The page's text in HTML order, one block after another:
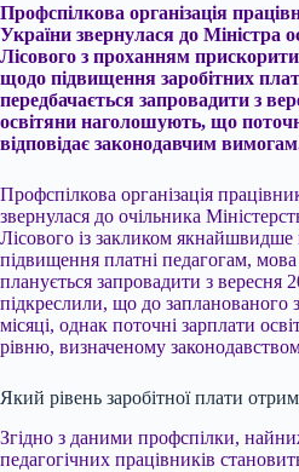
Профспілкова організація
України звернулася до Міністра
Лісового з проханням прискорити
щодо підвищення заробітних плат
передбачається запровадити з
освітяни наголошують, що
відповідає законодавчим
Профспілкова організація
звернулася до очільника
Лісового із закликом
підвищення платні педагогам,
планується запровадити з вересня
підкреслили, що до запланованого
місяці, однак поточні зарплати
рівню, визначеному
Який рівень заробітної плати
Згідно з даними профспілки,
педагогічних працівників